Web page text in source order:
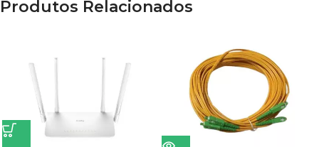
Produtos Relacionados